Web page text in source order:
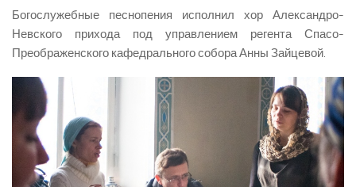
Богослужебные песнопения исполнил хор Александро-
Невского прихода под управлением регента Спасо-
Преображенского кафедрального собора Анны Зайцевой.